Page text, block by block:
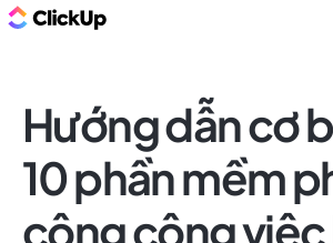
Hướng dẫn cơ
10 phần mềm
công công việc